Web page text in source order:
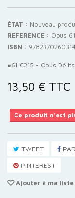
ÉTAT : Nouveau
RÉFÉRENCE : Opus 61
ISBN : 9782370260314
#61 C215 - Opus Délits
13,50 € TTC
Ce produit n'est
TWEET
PINTEREST
Ajouter à ma liste